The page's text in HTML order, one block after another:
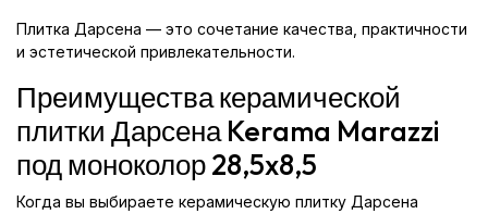
Плитка Дарсена — это сочетание качества, практичности
и эстетической привлекательности.
Преимущества керамической
плитки Дарсена Kerama Marazzi
под моноколор 28,5x8,5
Когда вы выбираете керамическую плитку Дарсена